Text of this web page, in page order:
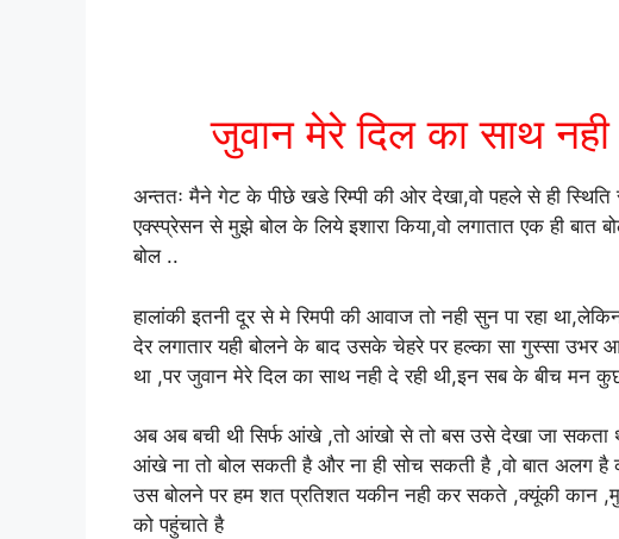
जुवान मेरे दिल का साथ
अन्ततः मैने गेट के पीछे खडे रिम्पी की ओर देखा,वो पहले से ही
एक्स्प्रेसन से मुझे बोल के लिये इशारा किया,वो लगातात एक ही
बोल ..
हालांकी इतनी दूर से मे रिमपी की आवाज तो नही सुन पा रहा
देर लगातार यही बोलने के बाद उसके चेहरे पर हल्का सा गुस्सा उभर
था ,पर जुवान मेरे दिल का साथ नही दे रही थी,इन सब के बीच मन
अब अब बची थी सिर्फ आंखे ,तो आंखो से तो बस उसे देखा जा सकता
आंखे ना तो बोल सकती है और ना ही सोच सकती है ,वो बात अलग है
उस बोलने पर हम शत प्रतिशत यकीन नही कर सकते ,क्यूंकी कान
को पहुंचाते है